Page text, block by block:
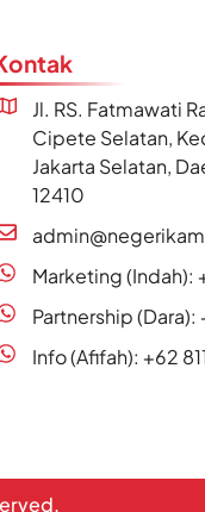
Jl. RS. Fatmawati
Cipete Selatan,
Jakarta Selatan,
12410
Marketing (Indah):
Partnership (Dara):
Info (Afifah): +62